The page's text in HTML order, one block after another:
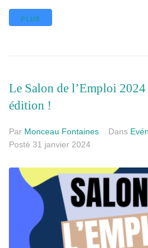
PLUS
Le Salon de l’Emploi
édition !
Par Monceau Fontaines Dans
Posté 31 janvier 2024